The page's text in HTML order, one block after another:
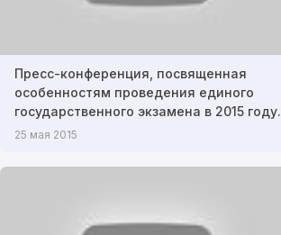
Пресс-конференция, посвященная
особенностям проведения единого
государственного экзамена в 2015 году.
25 мая 2015